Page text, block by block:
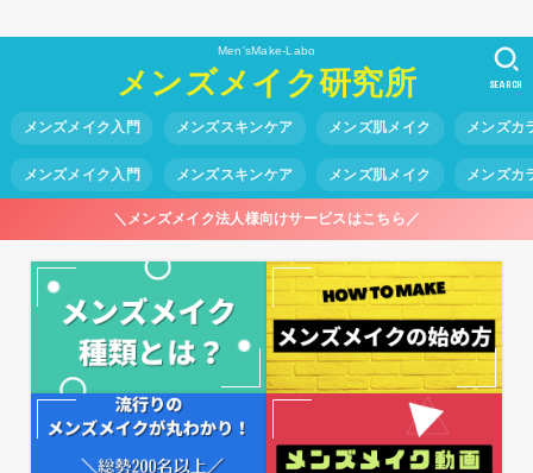
Men'sMake-Labo
メンズメイク研究所
メンズメイク入門 メンズスキンケア メンズ肌メイク メンズカ
メンズメイク入門 メンズスキンケア メンズ肌メイク メンズカ
SEARCH
＼メンズメイク法人様向けサービスはこちら／